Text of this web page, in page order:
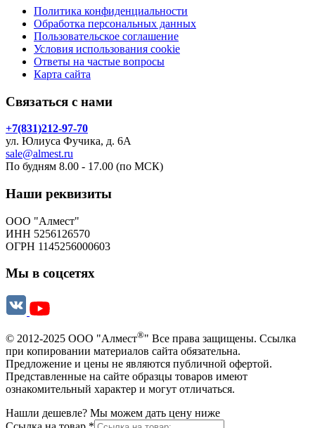
Политика конфиденциальности
Обработка персональных данных
Пользовательское соглашение
Условия использования cookie
Ответы на частые вопросы
Карта сайта
Связаться с нами
+7(831)212-97-70
ул. Юлиуса Фучика, д. 6А
sale@almest.ru
По будням 8.00 - 17.00 (по МСК)
Наши реквизиты
ООО "Алмест"
ИНН 5256126570
ОГРН 1145256000603
Мы в соцсетях
© 2012-2025 ООО "Алмест®" Все права защищены. Ссылка
при копировании материалов сайта обязательна.
Предложение и цены не являются публичной офертой.
Представленные на сайте образцы товаров имеют
ознакомительный характер и могут отличаться.
Нашли дешевле? Мы можем дать цену ниже